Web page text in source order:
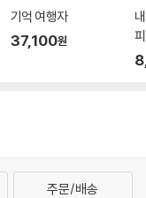
기억 여행자
37,100원
주문/배송